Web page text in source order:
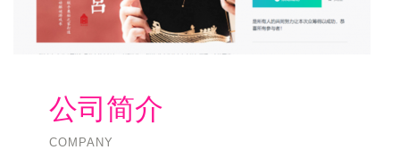
公司简介
COMPANY